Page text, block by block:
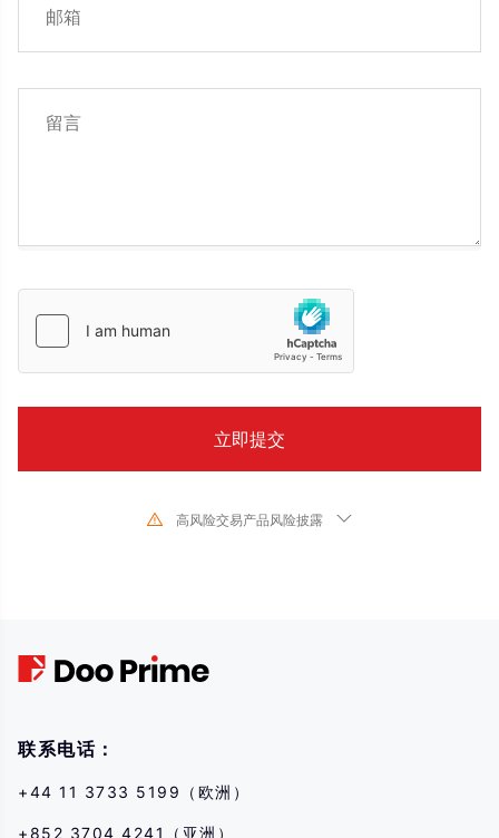
高风险交易产品风险披露
联系电话：
+44 11 3733 5199（欧洲）
+852 3704 4241（亚洲）